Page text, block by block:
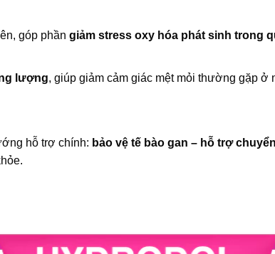
góp phần giảm stress oxy hóa phát sinh trong
lượng, giúp giảm cảm giác mệt mỏi thường gặp
hỗ trợ chính: bảo vệ tế bào gan – hỗ trợ